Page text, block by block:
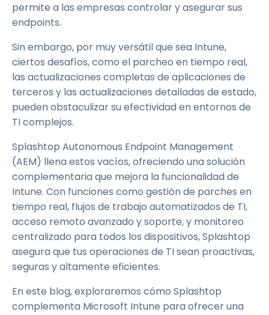
permite a las empresas controlar y asegurar sus
endpoints.
Sin embargo, por muy versátil que sea Intune,
ciertos desafíos, como el parcheo en tiempo real,
las actualizaciones completas de aplicaciones de
terceros y las actualizaciones detalladas de estado,
pueden obstaculizar su efectividad en entornos de
TI complejos.
Splashtop Autonomous Endpoint Management
(AEM) llena estos vacíos, ofreciendo una solución
complementaria que mejora la funcionalidad de
Intune. Con funciones como gestión de parches en
tiempo real, flujos de trabajo automatizados de TI,
acceso remoto avanzado y soporte, y monitoreo
centralizado para todos los dispositivos, Splashtop
asegura que tus operaciones de TI sean proactivas,
seguras y altamente eficientes.
En este blog, exploraremos cómo Splashtop
complementa Microsoft Intune para ofrecer una